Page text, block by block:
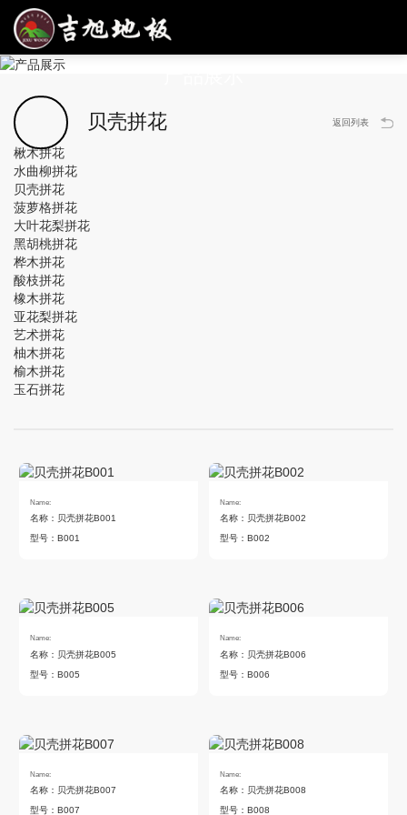
PRODUCT DISPLAY
贝壳拼花 返回列表
楸木拼花
水曲柳拼花
贝壳拼花
菠萝格拼花
大叶花梨拼花
黑胡桃拼花
桦木拼花
酸枝拼花
橡木拼花
亚花梨拼花
艺术拼花
柚木拼花
榆木拼花
玉石拼花
Name:
名称：贝壳拼花B001
型号：B001
Name:
名称：贝壳拼花B002
型号：B002
Name:
名称：贝壳拼花B005
型号：B005
Name:
名称：贝壳拼花B006
型号：B006
Name:
名称：贝壳拼花B007
型号：B007
Name:
名称：贝壳拼花B008
型号：B008